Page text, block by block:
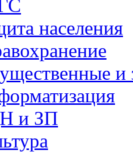
населения
и
и ЗП